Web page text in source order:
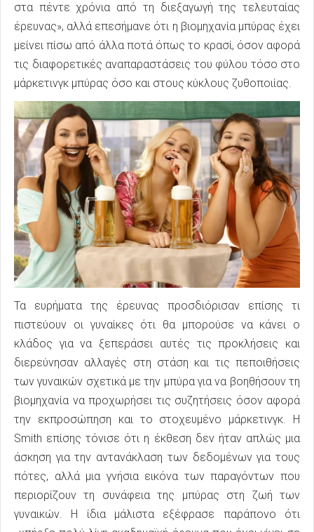
στα πέντε χρόνια από τη διεξαγωγή της τελευταίας
έρευνας», αλλά επεσήμανε ότι η βιομηχανία μπύρας έχει
μείνει πίσω από άλλα ποτά όπως το κρασί, όσον αφορά
τις διαφορετικές αναπαραστάσεις του φύλου τόσο στο
μάρκετινγκ μπύρας όσο και στους κύκλους ζυθοποιίας.
Τα ευρήματα της έρευνας προσδιόρισαν επίσης τι
πιστεύουν οι γυναίκες ότι θα μπορούσε να κάνει ο
κλάδος για να ξεπεράσει αυτές τις προκλήσεις και
διερεύνησαν αλλαγές στη στάση και τις πεποιθήσεις
των γυναικών σχετικά με την μπύρα για να βοηθήσουν τη
βιομηχανία να προχωρήσει τις συζητήσεις όσον αφορά
την εκπροσώπηση και το στοχευμένο μάρκετινγκ. Η
Smith επίσης τόνισε ότι η έκθεση δεν ήταν απλώς μια
άσκηση για την αντανάκλαση των δεδομένων για τους
πότες, αλλά μια γνήσια εικόνα των παραγόντων που
περιορίζουν τη συνάφεια της μπύρας στη ζωή των
γυναικών. Η ίδια μάλιστα εξέφρασε παράπονο ότι